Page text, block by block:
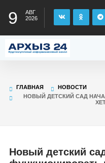
9
АВГ
2026
ГЛАВНАЯ
НОВОСТИ
НОВЫЙ ДЕТСКИЙ САД
Новый детский